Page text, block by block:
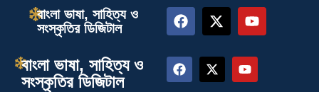
বাংলা ভাষা, সাহিত্য ও
সংস্কৃতির ডিজিটাল
বাংলা ভাষা, সাহিত্য ও
সংস্কৃতির ডিজিটাল